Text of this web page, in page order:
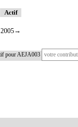
Actif
2005→
pour AEJA003